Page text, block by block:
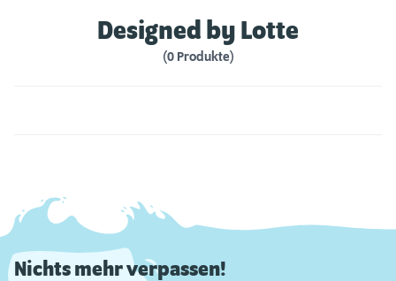
Designed by Lotte
(0 Produkte)
Nichts mehr verpassen!